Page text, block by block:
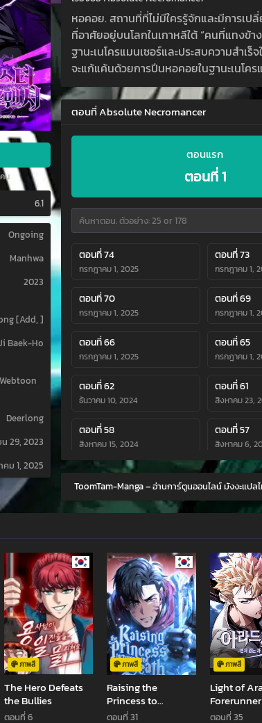
น
6.1
Ongoing
Manhwa
2023
[Add, ]
Baek-Ho
Deerlong
29, 2023
ม 1, 2025
หอคอย. สถานที่ที่ไม่มีใครรู้จักและมีการเป
ที่อาศัยอยู่บนโลกในเกาหลีใต้ “คนที่แทงข้
ฐานะเนโครแมนเซอร์และประสบความสำ
จะแก้แค้นด้วยการปีนหอคอยในฐานะเนโคร
ตอนที่ Absolute Necromancer
ตอนแรก
ตอนที่ 1
ตอนที่ 74
กรกฎาคม 1, 2025
ตอนที่ 73
กรกฎาคม 1,
ตอนที่ 70
กรกฎาคม 1, 2025
ตอนที่ 69
กรกฎาคม 1,
ตอนที่ 66
กรกฎาคม 1, 2025
ตอนที่ 65
กรกฎาคม 1,
ตอนที่ 62
ธันวาคม 10, 2024
ตอนที่ 61
สิงหาคม 23,
ตอนที่ 58
สิงหาคม 15, 2024
ตอนที่ 57
สิงหาคม 6,
ตอนที่ 54
กรกฎาคม 16, 2024
ตอนที่ 53
กรกฎาคม
ตอนที่ 50 ตอนที่ 49
ตอนที่ 46
กรกฎาคม 10, 2024
ตอนที่ 45
กรกฎาคม
ตอนที่ 42
กรกฎาคม 10, 2024
ตอนที่ 41
ธันวาคม 11,
ตอนที่ 38
พฤศจิกายน 13, 2023
ตอนที่ 37
พฤศจิกายน 2,
ตอนที่ 34
ตุลาคม 11, 2023
ตอนที่ 33
ตุลาคม 10,
ToomTam-Manga – อ่านการ์ตูนออนไลน์ มังงะแปล
ภาพสี
The Hero Defeats
the Bullies
ตอนที่ 6
ภาพสี
Raising the
Princess to
Overcome Death
ตอนที่ 31
ภาพสี
Light of
Forerunner
ตอนที่ 35